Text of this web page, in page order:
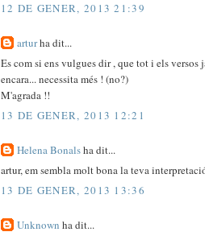
12 DE GENER, 2013 21:39
arturha dit...
Es com si ens vulgues dir , que tot i els versos
encara... necessita més ! (no?)
M'agrada !!
13 DE GENER, 2013 12:21
Helena Bonalsha dit...
artur, em sembla molt bona la teva
13 DE GENER, 2013 13:36
Unknown ha dit...